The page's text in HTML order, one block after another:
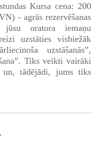
Kursa cena: 200
- agrās rezervēšanas
jūsu oratora iemaņu
uzstāties visbiežāk
uzstāšanās”,
Tiks veikti vairāki
un, tādējādi, jums tiks